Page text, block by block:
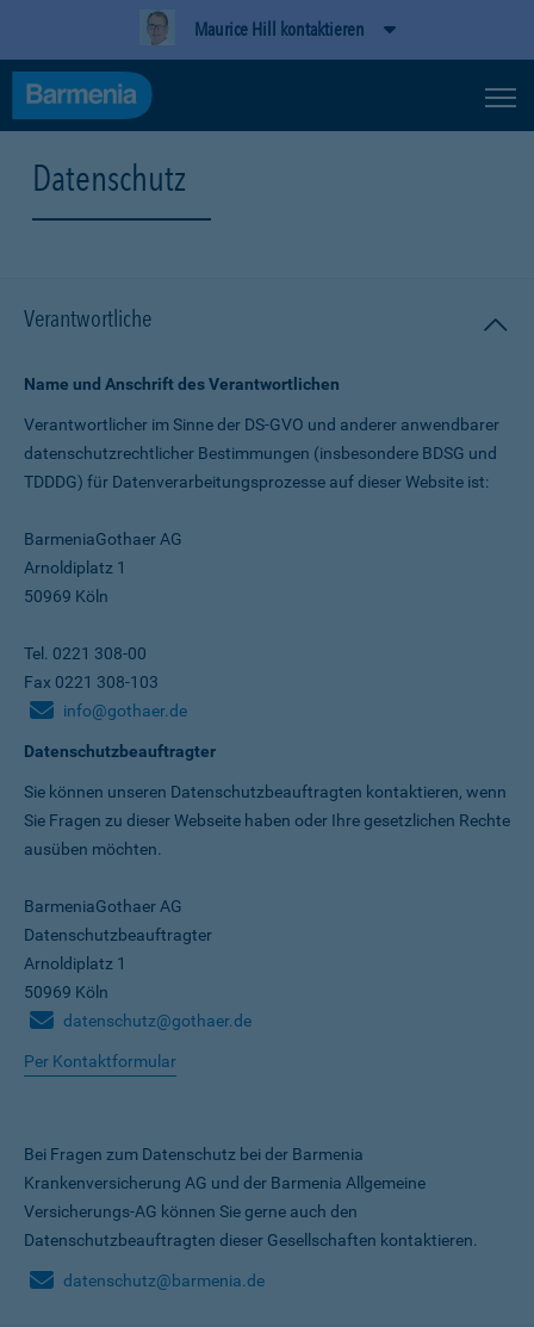
Maurice Hill kontaktieren
Datenschutz
Verantwortliche
Name und Anschrift des Verantwortlichen
Verantwortlicher im Sinne der DS-GVO und anderer anwendbarer
datenschutz­rechtlicher Bestimmungen (insbesondere BDSG und
TDDDG) für Daten­verarbeitungs­prozesse auf dieser Website ist:
BarmeniaGothaer AG
Arnoldiplatz 1
50969 Köln
Tel. 0221 308-00
Fax 0221 308-103
info@gothaer.de
Datenschutzbeauftragter
Sie können unseren Datenschutz­beauftragten kontaktieren, wenn
Sie Fragen zu dieser Webseite haben oder Ihre gesetzlichen Rechte
ausüben möchten.
BarmeniaGothaer AG
Datenschutzbeauftragter
Arnoldiplatz 1
50969 Köln
datenschutz@gothaer.de
Per Kontaktformular
Bei Fragen zum Datenschutz bei der Barmenia
Krankenversicherung AG und der Barmenia Allgemeine
Versicherungs-AG können Sie gerne auch den
Datenschutzbeauftragten dieser Gesellschaften kontaktieren.
datenschutz@barmenia.de